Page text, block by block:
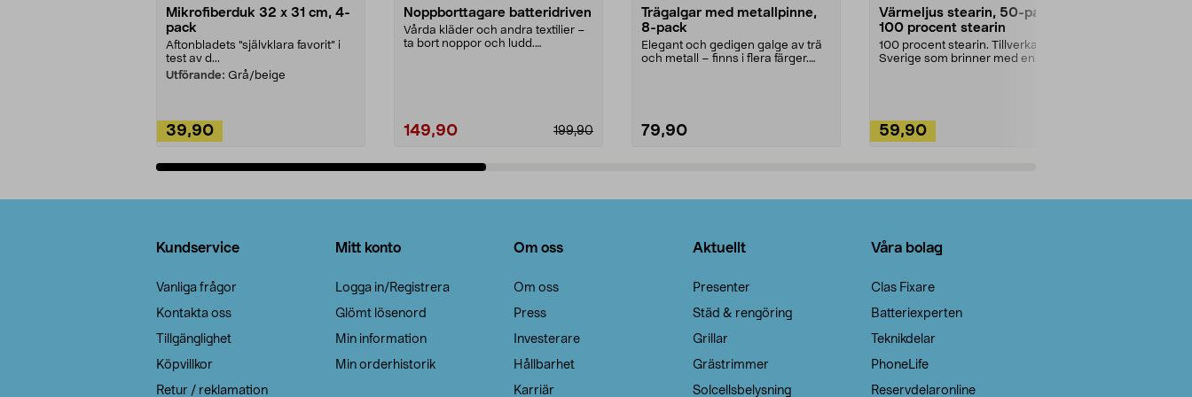
Mikrofiberduk 32 x 31 cm, 4-
pack
Aftonbladets "självklara favorit” i
test av d...
Utförande: Grå/beige
39,90
Noppborttagare batteridriven
Vårda kläder och andra textilier –
ta bort noppor och ludd.
199,90
149,90
Trägalgar med metallpinne,
8-pack
Elegant och gedigen galge av trä
och metall – finns i flera färger.
79,90
Värmeljus stearin, 50-pack,
100 procent stearin
100 procent stearin. Tillverkade i
Sverige som brinner med en
59,90
Kundservice
Vanliga frågor
Kontakta oss
Tillgänglighet
Köpvillkor
Retur / reklamation
Mitt konto
Logga in/Registrera
Glömt lösenord
Min information
Min orderhistorik
Om oss
Om oss
Press
Investerare
Hållbarhet
Karriär
Aktuellt
Presenter
Städ & rengöring
Grillar
Grästrimmer
Solcellsbelysning
Våra bolag
Clas Fixare
Batteriexperten
Teknikdelar
PhoneLife
Reservdelaronline